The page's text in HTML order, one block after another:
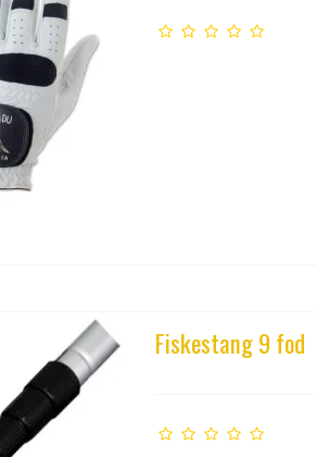
Fiskestang 9 fod